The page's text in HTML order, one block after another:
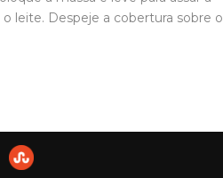
leite. Despeje a cobertura sobre o